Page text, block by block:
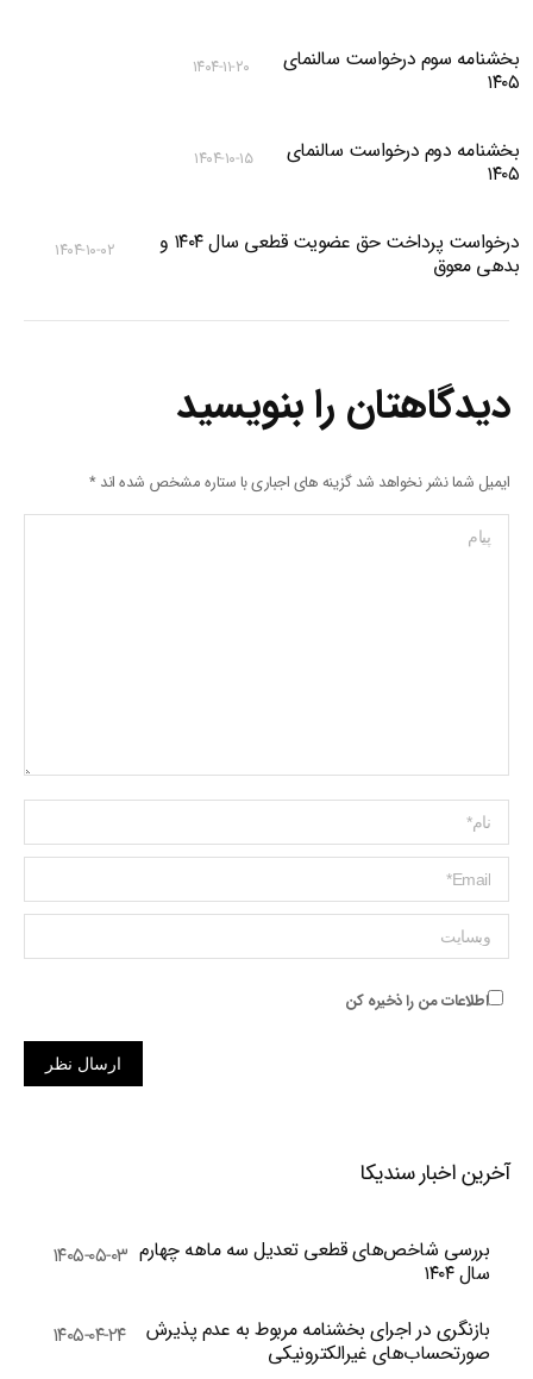
بخشنامه سوم درخواست سالنمای
۱۴۰۵
۱۴۰۴-۱۱-۲۰
بخشنامه دوم درخواست سالنمای
۱۴۰۵
۱۴۰۴-۱۰-۱۵
درخواست پرداخت حق عضویت قطعی سال ۱۴۰۴ و
بدهی معوق
۱۴۰۴-۱۰-۰۲
دیدگاهتان را بنویسید
ایمیل شما نشر نخواهد شد گزینه های اجباری با ستاره مشخص شده اند*
پیام
Name *
ایمیل *
وبسایت
اطلاعات من را ذخیره کن
ارسال نظر
آخرین اخبار سندیکا
بررسی شاخص‌های قطعی تعدیل سه ماهه چهارم
سال ۱۴۰۴
۱۴۰۵-۰۵-۰۳
بازنگری در اجرای بخشنامه مربوط به عدم پذیرش
صورتحساب‌های غیرالکترونیکی
۱۴۰۵-۰۴-۲۴